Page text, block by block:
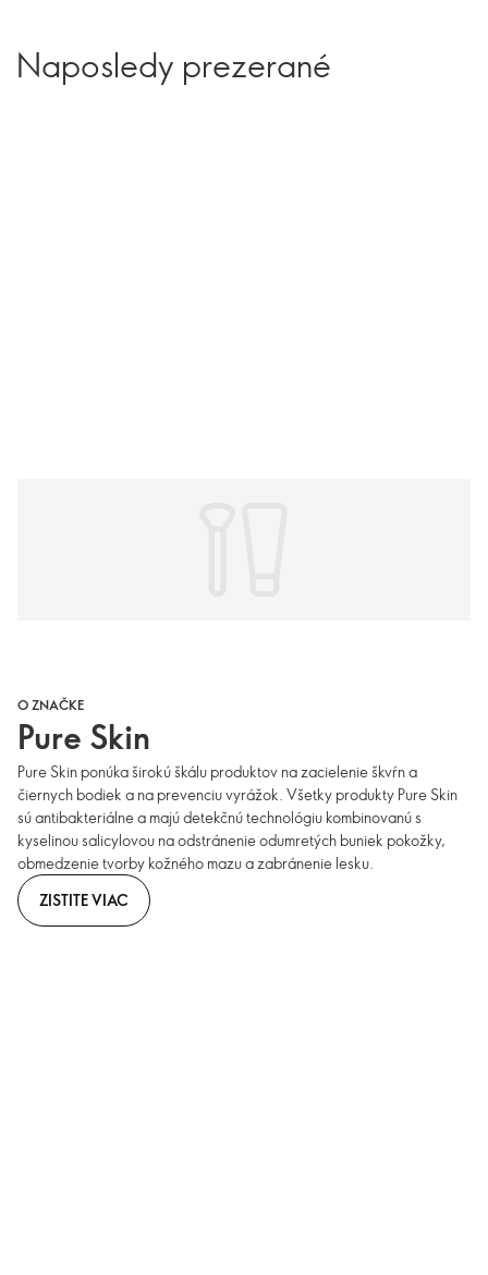
Naposledy prezerané
O ZNAČKE
Pure Skin
Pure Skin ponúka širokú škálu produktov na zacielenie škvŕn a
čiernych bodiek a na prevenciu vyrážok. Všetky produkty Pure Skin
sú antibakteriálne a majú detekčnú technológiu kombinovanú s
kyselinou salicylovou na odstránenie odumretých buniek pokožky,
obmedzenie tvorby kožného mazu a zabránenie lesku.
ZISTITE VIAC